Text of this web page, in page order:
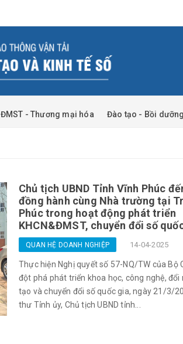
ĐMST - Thương mại hóa Đào tạo - Bồi dưỡng
Chủ tịch UBND Tỉnh Vĩnh Phúc
đồng hành cùng Nhà trường tại
Phúc trong hoạt động phát triển
KHCN&ĐMST, chuyển đổi số
QUAN HỆ DOANH NGHIỆP 14-04-2025
Thực hiện Nghị quyết số 57-NQ/TW của Bộ
đột phá phát triển khoa học, công nghệ, đổi
tạo và chuyển đổi số quốc gia, ngày 21/3/
thư Tỉnh ủy, Chủ tịch UBND tỉnh...